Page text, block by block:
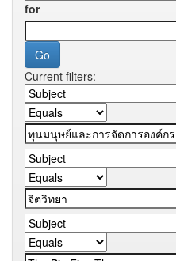
for
Current filters: